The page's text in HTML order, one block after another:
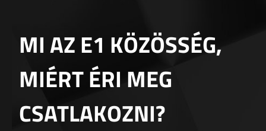
MI AZ E1 KÖZÖSSÉG,
MIÉRT ÉRI MEG
CSATLAKOZNI?